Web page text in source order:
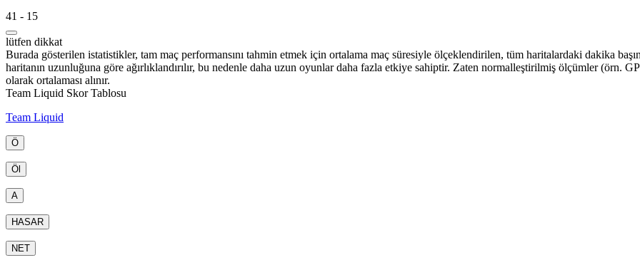
41 - 15
lütfen dikkat
Burada gösterilen istatistikler, tam maç performansını tahmin etmek için ortalama maç süresiyle ölçeklendirilen, tüm haritalardaki dakika
haritanın uzunluğuna göre ağırlıklandırılır, bu nedenle daha uzun oyunlar daha fazla etkiye sahiptir. Zaten normalleştirilmiş ölçümler (örn.
olarak ortalaması alınır.
Team Liquid Skor Tablosu
Team Liquid
Ö
Öl
A
HASAR
NET